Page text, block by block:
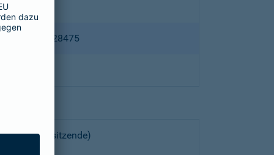
HRB 28475
(Vorsitzende)